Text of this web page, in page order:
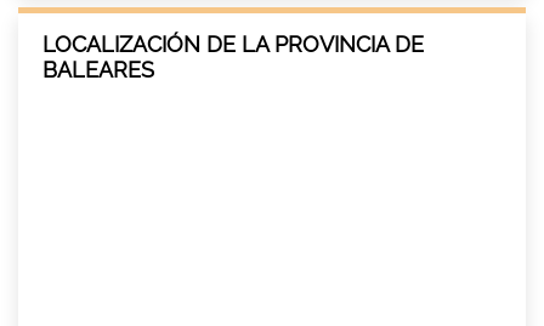
LOCALIZACIÓN DE LA PROVINCIA DE
BALEARES